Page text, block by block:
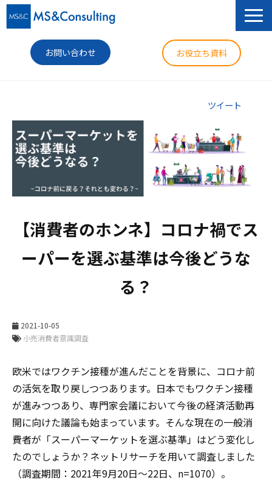
お問い合わせ お役立ち資料
セミナー
導入事例
企業情報
ツイート
【消費者のホンネ】コロナ禍でス
ーパーを選ぶ基準は今後どうな
る？
2021-10-05
欧米ではワクチン接種が進んだことを背景に、コロナ前
の活気を取り戻しつつあります。日本でもワクチン接種
が進みつつあり、専門家会議において今後の経済活動再
開に向けた議論も始まっています。そんな現在の一般消
費者が「スーパーマーケットを選ぶ基準」はどう変化し
たのでしょうか？ネットリサーチを用いて調査しました
（調査期間：2021年9月20日～22日、n=1070）。